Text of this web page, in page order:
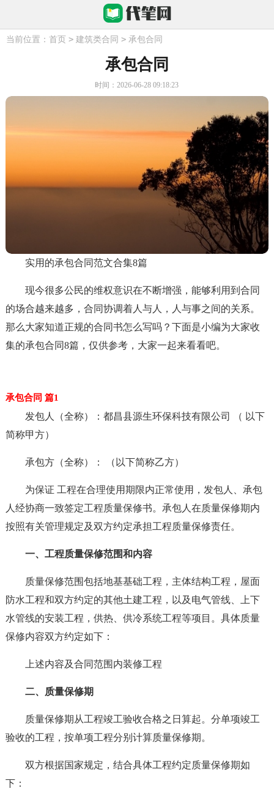
当前位置： 首页 > 建筑类合同 > 承包合同
承包合同
时间：2026-06-28 09:18:23
实用的承包合同范文合集8篇
现今很多公民的维权意识在不断增强，能够利用到合同
的场合越来越多，合同协调着人与人，人与事之间的关系。
那么大家知道正规的合同书怎么写吗？下面是小编为大家收
集的承包合同8篇，仅供参考，大家一起来看看吧。
承包合同 篇1
发包人（全称）：都昌县源生环保科技有限公司 （ 以下
简称甲方）
承包方（全称）： （以下简称乙方）
为保证 工程在合理使用期限内正常使用，发包人、承包
人经协商一致签定工程质量保修书。承包人在质量保修期内
按照有关管理规定及双方约定承担工程质量保修责任。
一、工程质量保修范围和内容
质量保修范围包括地基基础工程，主体结构工程，屋面
防水工程和双方约定的其他土建工程，以及电气管线、上下
水管线的安装工程，供热、供冷系统工程等项目。具体质量
保修内容双方约定如下：
上述内容及合同范围内装修工程
二、质量保修期
质量保修期从工程竣工验收合格之日算起。分单项竣工
验收的工程，按单项工程分别计算质量保修期。
双方根据国家规定，结合具体工程约定质量保修期如
下：